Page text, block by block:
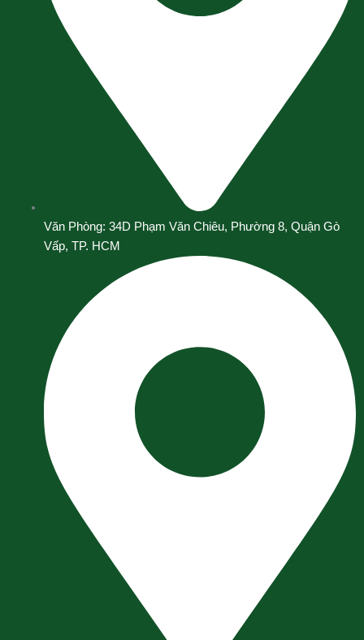
Văn Phòng: 34D Phạm Văn Chiêu, Phường 8, Quận Gò
Vấp, TP. HCM